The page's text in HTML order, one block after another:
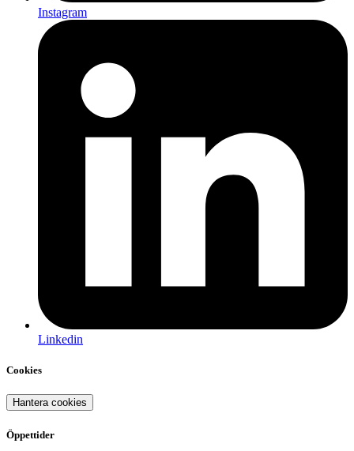
Instagram
Linkedin
Cookies
Hantera cookies
Öppettider